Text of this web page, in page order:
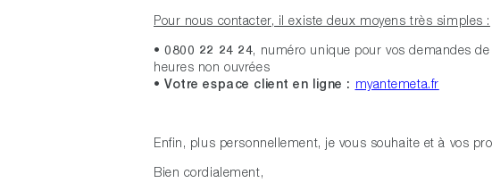
Pour nous contacter, il existe deux moyens très simples :
•0800 22 24 24, numéro unique pour vos demandes
heures non ouvrées
•Votre espace client en ligne : myantemeta.fr
Enfin, plus personnellement, je vous souhaite et à vos
Bien cordialement,